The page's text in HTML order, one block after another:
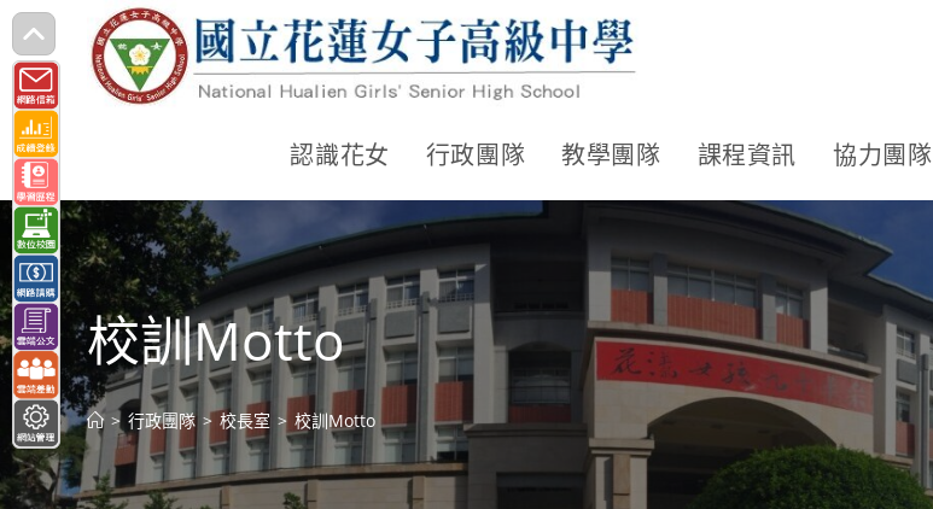
跳
轉
至
主
要
內
容
認識花女 行政團隊 教學團隊 課程資訊 協力團隊
校訓Motto
> 行政團隊 > 校長室 > 校訓Motto